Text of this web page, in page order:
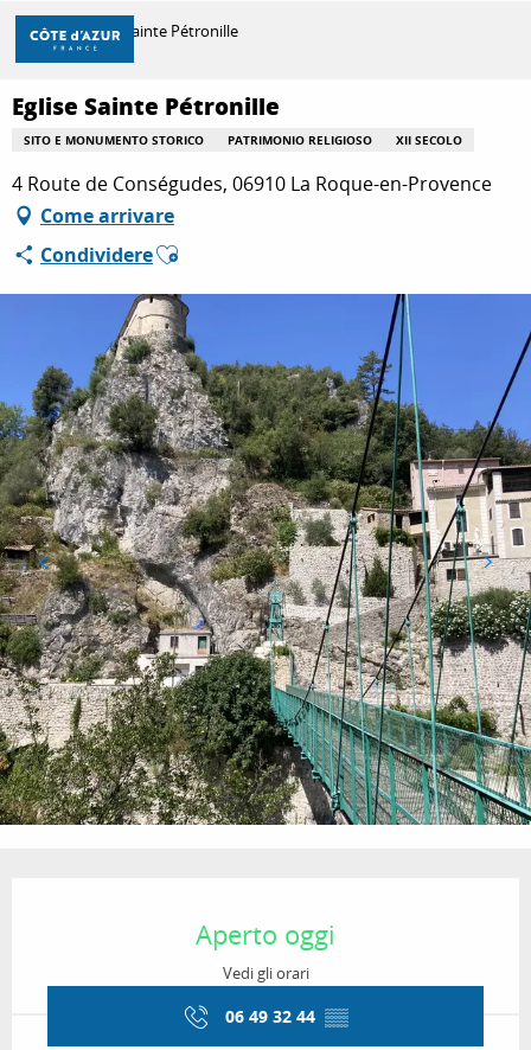
Aller
contenu
principal
SCOPRIRE
PER FARE
SOGGIORNO
Casa Eglise Sainte Pétronille
Eglise Sainte Pétronille
SITO E MONUMENTO STORICO PATRIMONIO RELIGIOSO XII SECOLO
4 Route de Conségudes, 06910 La Roque-en-Provence
Come arrivare
CondividereAjouter aux favoris
Aperto oggi
Vedi gli orari
06 49 32 44 ▒▒